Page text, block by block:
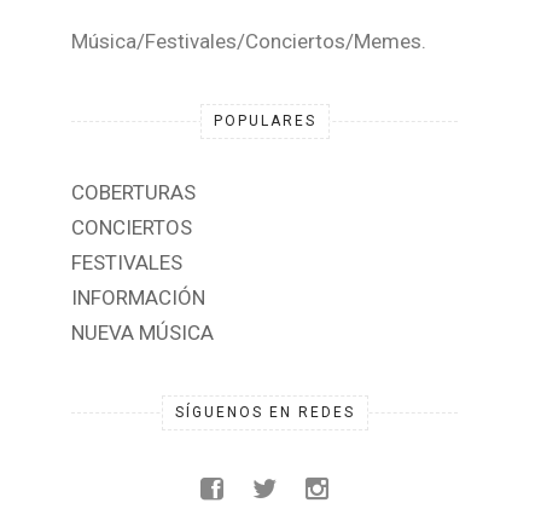
Música/Festivales/Conciertos/Memes.
POPULARES
COBERTURAS
CONCIERTOS
FESTIVALES
INFORMACIÓN
NUEVA MÚSICA
SÍGUENOS EN REDES